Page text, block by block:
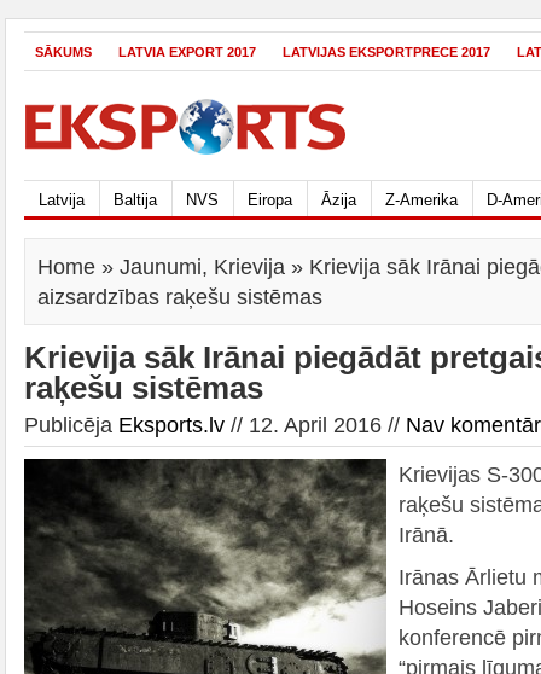
SĀKUMS LATVIA EXPORT 2017 LATVIJAS EKSPORTPRECE 2017
Latvija Baltija NVS Eiropa Āzija Z-Amerika D-
Home » Jaunumi, Krievija » Krievija sāk Irānai
aizsardzības raķešu sistēmas
Krievija sāk Irānai piegādāt
raķešu sistēmas
Publicēja Eksports.lv // 12. April 2016 // Nav
Krievijas S-
raķešu
Irānā.
Irānas Ārlietu
Hoseins
konferencē
“pirmais